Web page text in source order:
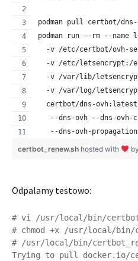
podman pull certbot/
podman run --rm --
-v /etc/certbot/ovh-
-v /etc/letsencrypt:/
-v /var/lib/
-v /var/log/
certbot/dns-
--dns-ovh --dns-ovh-
--dns-ovh-
certbot_renew.sh hosted with by
Odpalamy testowo:
# vi /usr/local/bin/
# chmod +x /usr/local/bin/
# /usr/local/bin/
Trying to pull docker.io/